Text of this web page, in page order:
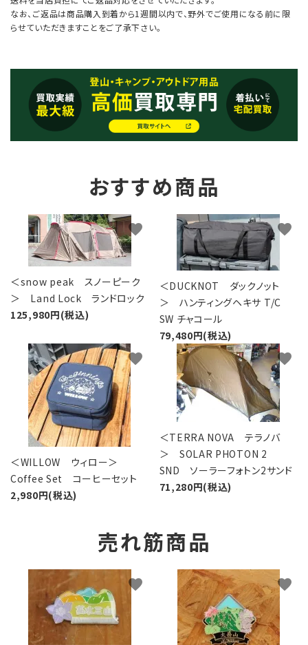
なお、ご返品は商品購入到着から1週間以内で、野外でご使用になる前に限
らせていただきますことをご了承下さい。
おすすめ商品
＜snow peak スノーピーク
＞ Land Lock ランドロック
125,980円(税込)
favorite
＜DUCKNOT ダックノット
＞ ハンティングヘキサ T/C
SW チャコール
79,480円(税込)
favorite
＜WILLOW ウィロー＞
Coffee Set コーヒーセット
2,980円(税込)
favorite
＜TERRA NOVA テラノバ
＞ SOLAR PHOTON 2
SND ソーラーフォトン2サンド
71,280円(税込)
favorite
売れ筋商品
favorite favorite